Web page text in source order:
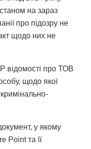
на зараз
про підозру не
щодо них не
про ТОВ
щодо якої
у якому
Point та її